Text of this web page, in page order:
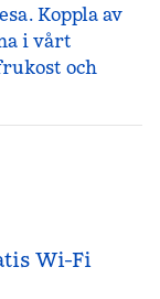
Koppla av
i vårt
och
Wi-Fi